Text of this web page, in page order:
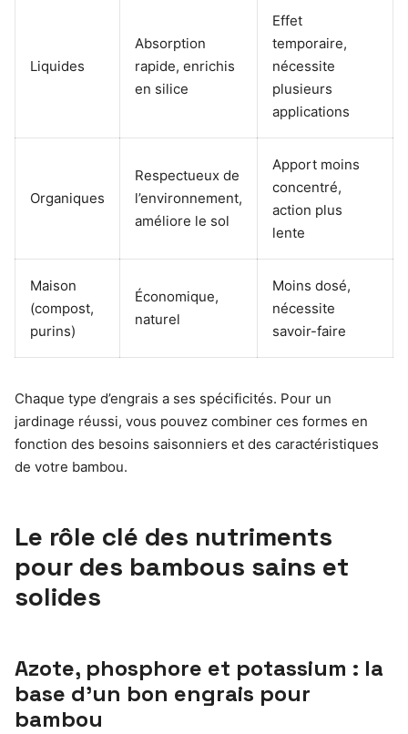
Liquides
Absorption
rapide, enrichis
en silice
Effet
temporaire,
nécessite
plusieurs
applications
Organiques
Respectueux de
l’environnement,
améliore le sol
Apport moins
concentré,
action plus
lente
Maison
(compost,
purins)
Économique,
naturel
Moins dosé,
nécessite
savoir-faire
Chaque type d’engrais a ses spécificités. Pour un
jardinage réussi, vous pouvez combiner ces formes en
fonction des besoins saisonniers et des caractéristiques
de votre bambou.
Le rôle clé des nutriments
pour des bambous sains et
solides
Azote, phosphore et potassium : la
base d’un bon engrais pour
bambou